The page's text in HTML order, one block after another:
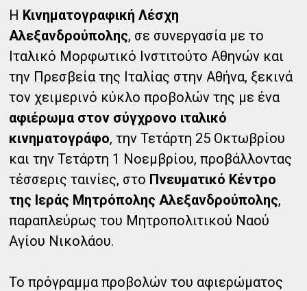
Η Κινηματογραφική Λέσχη
Αλεξανδρούπολης, σε συνεργασία με το
Ιταλικό Μορφωτικό Ινστιτούτο Αθηνών και
την Πρεσβεία της Ιταλίας στην Αθήνα, ξεκινά
τον χειμερινό κύκλο προβολών της με ένα
αφιέρωμα στον σύγχρονο ιταλικό
κινηματογράφο, την Τετάρτη 25 Οκτωβρίου
και την Τετάρτη 1 Νοεμβρίου, προβάλλοντας
τέσσερις ταινίες, στο Πνευματικό Κέντρο
της Ιεράς Μητρόπολης Αλεξανδρούπολης,
παραπλεύρως του Μητροπολιτικού Ναού
Αγίου Νικολάου.
Το πρόγραμμα προβολών του αφιερώματος